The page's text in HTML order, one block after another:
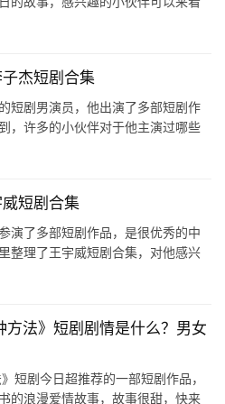
杰短剧合集
短剧男演员，他出演了多部短剧作
，许多的小伙伴对于他主演过哪些
短剧合集
演了多部短剧作品，是很优秀的中
整理了王宇威短剧合集，对他感兴
方法》短剧剧情是什么？男女
短剧今日超推荐的一部短剧作品，
的浪漫爱情故事，故事很甜，快来